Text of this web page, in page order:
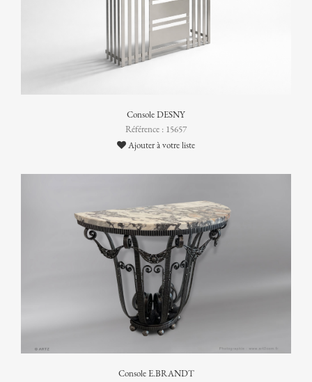
Console DESNY
Référence : 15657
Ajouter à votre liste
Console E.BRANDT